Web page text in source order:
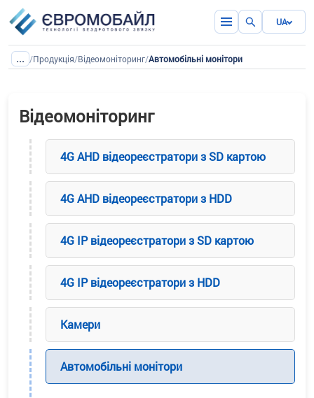
UA
... /Продукція/Відеомоніторинг/Автомобільні монітори
Відеомоніторинг
4G AHD відеореєстратори з SD картою
4G AHD відеореєстратори з HDD
4G IP відеореєстратори з SD картою
4G IP відеореєстратори з HDD
Камери
Автомобільні монітори